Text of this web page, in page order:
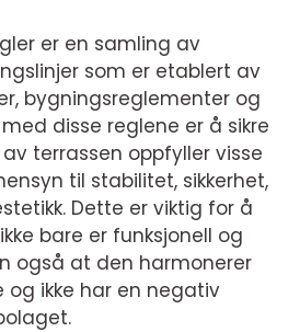
er en samling av
som er etablert av
bygningsreglementer og
disse reglene er å sikre
terrassen oppfyller visse
til stabilitet, sikkerhet,
Dette er viktig for å
bare er funksjonell og
også at den harmonerer
ikke har en negativ